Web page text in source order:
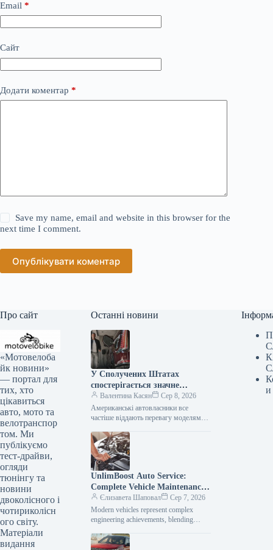
Email *
Сайт
Додати коментар *
Save my name, email and website in this browser for the
next time I comment.
Опублікувати коментар
Про сайт
«Мотовелоба
йк новини»
— портал для
тих, хто
цікавиться
авто, мото та
велотранспор
том. Ми
публікуємо
тест-драйви,
огляди
тюнінгу та
новини
двоколісного і
чотириколісн
ого світу.
Матеріали
видання
Останні новини
У Сполучених Штатах
спостерігається значне
зниження популярності
елітних автомобілів.
Валентина Касян
Сер 8, 2026
Американські автовласники все
частіше віддають перевагу моделям
аніж автомобілям преміум-класу. Дані,
зібрані J.D. Power за перше…
UnlimBoost Auto Service:
Complete Vehicle Maintenance
& ECU Tuning
Єлизавета Шаповал
Сер 7, 2026
Modern vehicles represent complex
engineering achievements, blending
with intricate electronic management
и